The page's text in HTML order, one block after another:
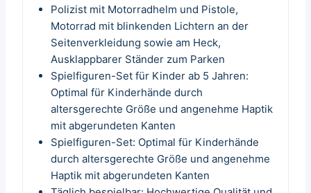
Polizist mit Motorradhelm und Pistole,
Motorrad mit blinkenden Lichtern an der
Seitenverkleidung sowie am Heck,
Ausklappbarer Ständer zum Parken
Spielfiguren-Set für Kinder ab 5 Jahren:
Optimal für Kinderhände durch
altersgerechte Größe und angenehme Haptik
mit abgerundeten Kanten
Spielfiguren-Set: Optimal für Kinderhände
durch altersgerechte Größe und angenehme
Haptik mit abgerundeten Kanten